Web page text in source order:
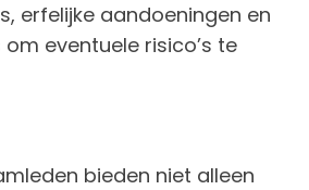
erfelijke aandoeningen en
eventuele risico’s te
bieden niet alleen